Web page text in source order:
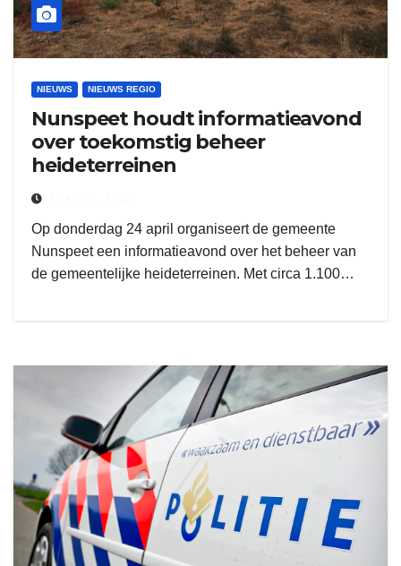
NIEUWS NIEUWS REGIO
Nunspeet houdt informatieavond
over toekomstig beheer
heideterreinen
Op donderdag 24 april organiseert de gemeente
Nunspeet een informatieavond over het beheer van
de gemeentelijke heideterreinen. Met circa 1.100…